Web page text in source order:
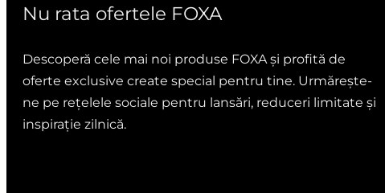
Nu rata ofertele FOXA
Descoperă cele mai noi produse FOXA și profită de
oferte exclusive create special pentru tine. Urmărește-
ne pe rețelele sociale pentru lansări, reduceri limitate și
inspirație zilnică.